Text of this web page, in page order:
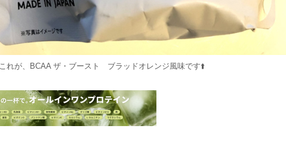
これが、BCAA ザ・ブースト ブラッドオレンジ風味です⬆️